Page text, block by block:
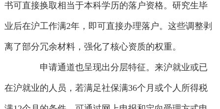
书可直接换取相当于本科学历的落户资格。研究生毕
业后在沪工作满2年，即可直接办理落户。这些调整剥
离了部分冗余材料，强化了核心资质的权重。
申请通道也呈现出分层特征。来沪就业或已
在沪就业的人员，若满足社保满36个月或个人所得税